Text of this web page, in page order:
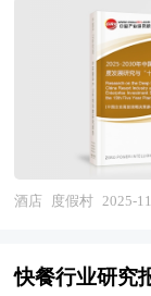
业仍面临核心
传统烹饪技艺
失等瓶颈制约
利仍需突破。
术成熟度与经
设备成本持续
劳动力短缺与
健康发展有赖
合理的发展规
要地方政府制
区域产业规划
系，为招商工
市、区县镇等
分析→产业定
条件也就不同
乡村振兴、消
键载体——既
足中产阶层品
索“人与自然
其本质已从单
性供给者。 未
代化；第二个
酒店 度假村 2025-
快餐行业研究